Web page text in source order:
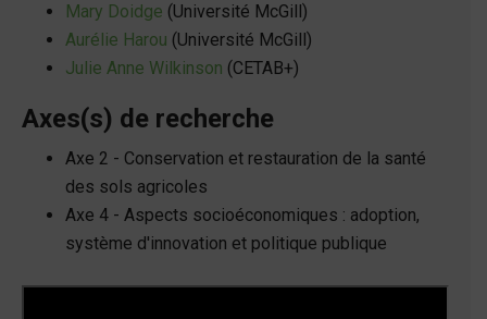
Mary Doidge (Université McGill)
Aurélie Harou (Université McGill)
Julie Anne Wilkinson (CETAB+)
Axes(s) de recherche
Axe 2 - Conservation et restauration de la santé
des sols agricoles
Axe 4 - Aspects socioéconomiques : adoption,
système d'innovation et politique publique